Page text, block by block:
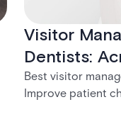
Visitor
Dentists:
Best visitor
Improve patient